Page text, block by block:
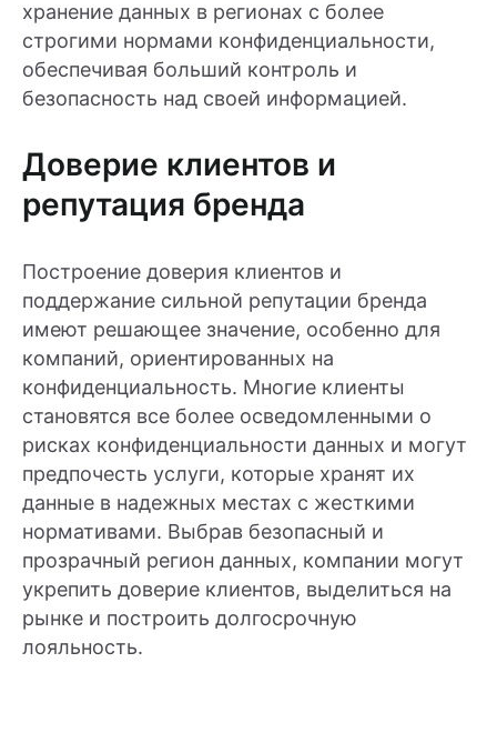
хранение данных в регионах с более
строгими нормами конфиденциальности,
обеспечивая больший контроль и
безопасность над своей информацией.
Доверие клиентов и
репутация бренда
Построение доверия клиентов и
поддержание сильной репутации бренда
имеют решающее значение, особенно для
компаний, ориентированных на
конфиденциальность. Многие клиенты
становятся все более осведомленными о
рисках конфиденциальности данных и могут
предпочесть услуги, которые хранят их
данные в надежных местах с жесткими
нормативами. Выбрав безопасный и
прозрачный регион данных, компании могут
укрепить доверие клиентов, выделиться на
рынке и построить долгосрочную
лояльность.